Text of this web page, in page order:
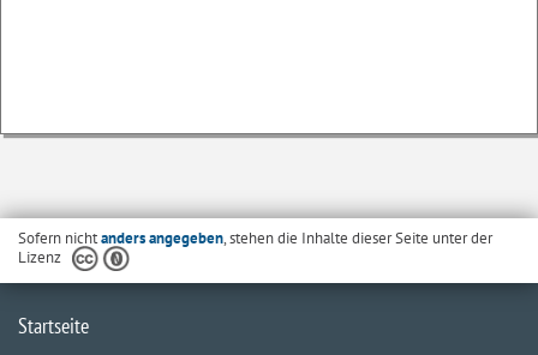
Sofern nichtanders angegeben, stehen die Inhalte dieser Seite unter der
Lizenz
Startseite